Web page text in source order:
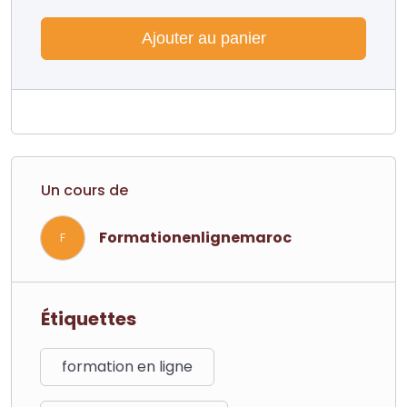
Ajouter au panier
Un cours de
F Formationenlignemaroc
Étiquettes
formation en ligne